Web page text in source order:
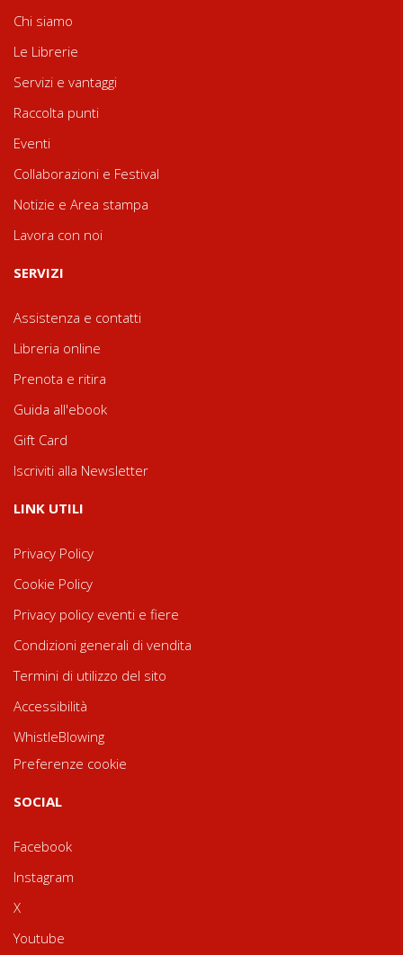
Chi siamo
Le Librerie
Servizi e vantaggi
Raccolta punti
Eventi
Collaborazioni e Festival
Notizie e Area stampa
Lavora con noi
SERVIZI
Assistenza e contatti
Libreria online
Prenota e ritira
Guida all'ebook
Gift Card
Iscriviti alla Newsletter
LINK UTILI
Privacy Policy
Cookie Policy
Privacy policy eventi e fiere
Condizioni generali di vendita
Termini di utilizzo del sito
Accessibilità
WhistleBlowing
Preferenze cookie
SOCIAL
Facebook
Instagram
X
Youtube